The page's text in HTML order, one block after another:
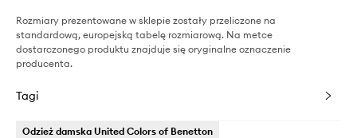
Rozmiary prezentowane w sklepie zostały przeliczone na
standardową, europejską tabelę rozmiarową. Na metce
dostarczonego produktu znajduje się oryginalne oznaczenie
producenta.
Tagi
Odzież damska United Colors of Benetton